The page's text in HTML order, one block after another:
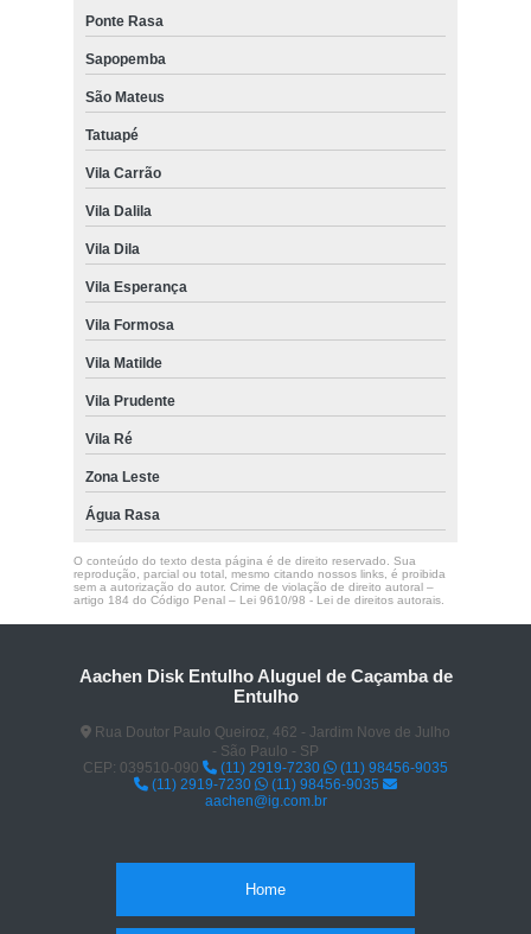
Ponte Rasa
Sapopemba
São Mateus
Tatuapé
Vila Carrão
Vila Dalila
Vila Dila
Vila Esperança
Vila Formosa
Vila Matilde
Vila Prudente
Vila Ré
Zona Leste
Água Rasa
O conteúdo do texto desta página é de direito reservado. Sua
reprodução, parcial ou total, mesmo citando nossos links, é proibida
sem a autorização do autor. Crime de violação de direito autoral –
artigo 184 do Código Penal – Lei 9610/98 - Lei de direitos autorais.
Aachen Disk Entulho Aluguel de Caçamba de
Entulho
Rua Doutor Paulo Queiroz, 462 - Jardim Nove de Julho
- São Paulo - SP
CEP: 039510-090
(11) 2919-7230
(11) 98456-9035
(11) 2919-7230
(11) 98456-9035
aachen@ig.com.br
Home